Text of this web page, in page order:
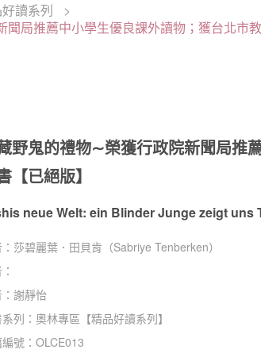
讀系列
>
局推薦中小學生優良課外讀物；獲台北市
野鬼的禮物∼榮獲行政院新聞局推
【已絕版】
neue Welt: ein Blinder Junge zeigt uns
莎碧麗葉．田貝肯（Sabriye Tenberken）
謝靜怡
列：奧林專區 【精品好讀系列】
號：OLCE013